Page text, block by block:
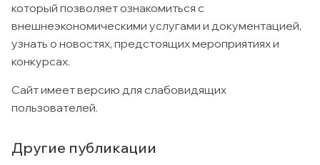
который позволяет ознакомиться с
внешнеэкономическими услугами и документацией,
узнать о новостях, предстоящих мероприятиях и
конкурсах.
Сайт имеет версию для слабовидящих
пользователей.
Другие публикации